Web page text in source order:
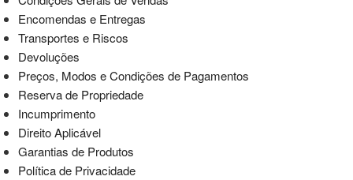
Encomendas e Entregas
Transportes e Riscos
Devoluções
Preços, Modos e Condições de Pagamentos
Reserva de Propriedade
Incumprimento
Direito Aplicável
Garantias de Produtos
Política de Privacidade